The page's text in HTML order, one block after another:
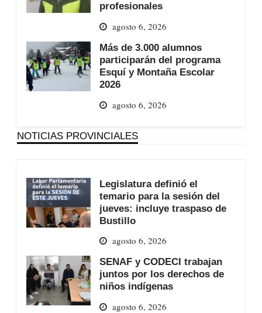
profesionales
agosto 6, 2026
Más de 3.000 alumnos
participarán del programa
Esquí y Montaña Escolar
2026
agosto 6, 2026
NOTICIAS PROVINCIALES
Legislatura definió el
temario para la sesión del
jueves: incluye traspaso de
Bustillo
agosto 6, 2026
SENAF y CODECI trabajan
juntos por los derechos de
niños indígenas
agosto 6, 2026